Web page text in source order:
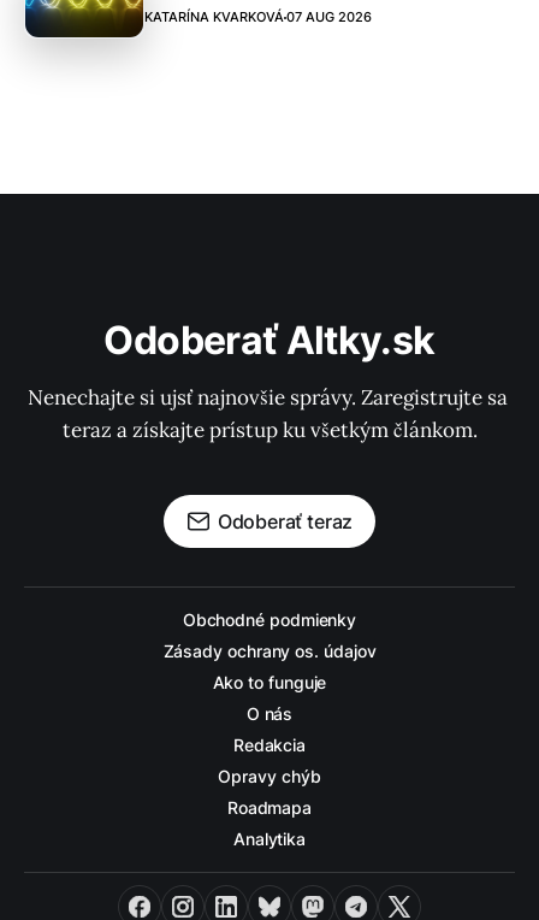
KATARÍNA KVARKOVÁ07 AUG 2026
Odoberať Altky.sk
Nenechajte si ujsť najnovšie správy. Zaregistrujte sa
teraz a získajte prístup ku všetkým článkom.
Odoberať teraz
Obchodné podmienky
Zásady ochrany os. údajov
Ako to funguje
O nás
Redakcia
Opravy chýb
Roadmapa
Analytika